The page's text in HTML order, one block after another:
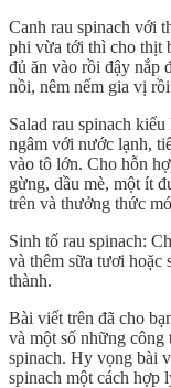
Canh rau spinach với
phi vừa tới thì cho thịt
đủ ăn vào rồi đậy nắp
nồi, nêm nếm gia vị
Salad rau spinach
ngâm với nước lạnh,
vào tô lớn. Cho hỗn
gừng, dầu mè, một ít
trên và thưởng thức
Sinh tố rau spinach:
và thêm sữa tươi hoặc
thành.
Bài viết trên đã cho
và một số những công
spinach. Hy vọng bài
spinach một cách hợp